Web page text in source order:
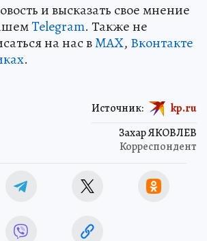
и высказать свое мнение
Telegram. Также не
на нас вMAX, Вконтакте
.
Захар ЯКОВЛЕВ
Корреспондент
Источник: kp.ru